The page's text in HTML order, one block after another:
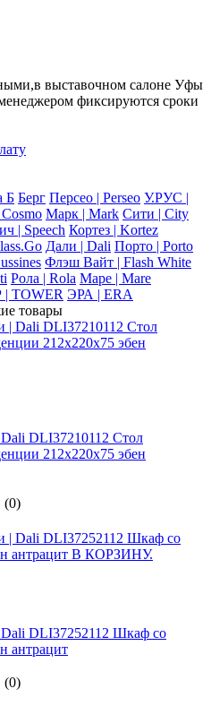
,в выставочном салоне Уфы
фиксируются сроки
Б Берг Персео | Perseo У.РУС |
Марк | Mark Сити | City
| Speech Кортез | Kortez
Дали | Dali Порто | Porto
Флэш Вайт | Flash White
Рола | Rola Маре | Mare
TOWER ЭРА | ERA
товары
DLI37210112 Стол
212x220x75 эбен
(0)
Dali DLI37252112 Шкаф со
антрацит
(0)